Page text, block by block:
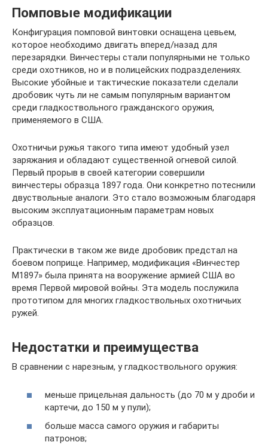
Помповые модификации
Конфигурация помповой винтовки оснащена цевьем,
которое необходимо двигать вперед/назад для
перезарядки. Винчестеры стали популярными не только
среди охотников, но и в полицейских подразделениях.
Высокие убойные и тактические показатели сделали
дробовик чуть ли не самым популярным вариантом
среди гладкоствольного гражданского оружия,
применяемого в США.
Охотничьи ружья такого типа имеют удобный узел
заряжания и обладают существенной огневой силой.
Первый прорыв в своей категории совершили
винчестеры образца 1897 года. Они конкретно потеснили
двуствольные аналоги. Это стало возможным благодаря
высоким эксплуатационным параметрам новых
образцов.
Практически в таком же виде дробовик предстал на
боевом поприще. Например, модификация «Винчестер
М1897» была принята на вооружение армией США во
время Первой мировой войны. Эта модель послужила
прототипом для многих гладкоствольных охотничьих
ружей.
Недостатки и преимущества
В сравнении с нарезным, у гладкоствольного оружия:
меньше прицельная дальность (до 70 м у дроби и
картечи, до 150 м у пули);
больше масса самого оружия и габариты
патронов;